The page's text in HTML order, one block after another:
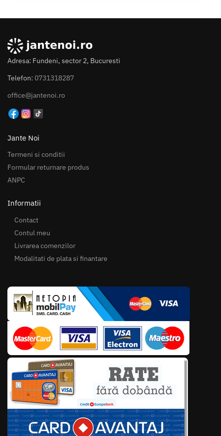
Adresa: Fundeni, sector 2, Bucuresti
Telefon: 0731318287
office@jantenoi.ro
Jante Noi
Termeni si conditii
Formular returnare produs
ANPC
Informatii
Contact
Contul meu
Livrarea comenzilor
Modalitati de plata si finantare